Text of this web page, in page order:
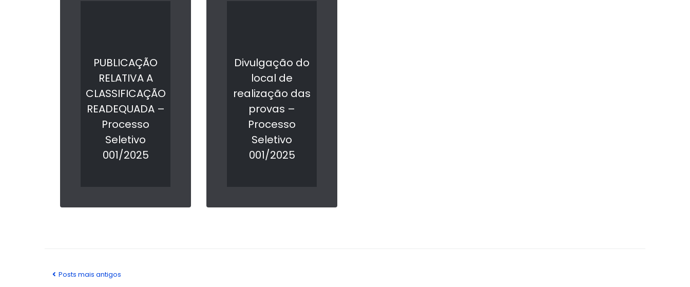
PUBLICAÇÃO
RELATIVA A
CLASSIFICAÇÃO
READEQUADA –
Processo
Seletivo
001/2025
LER MAIS
Divulgação do
local de
realização das
provas –
Processo
Seletivo
001/2025
LER MAIS
Posts mais antigos